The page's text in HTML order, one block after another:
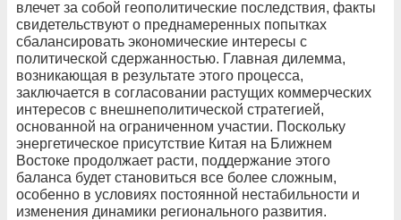
влечет за собой геополитические последствия, факты
свидетельствуют о преднамеренных попытках
сбалансировать экономические интересы с
политической сдержанностью. Главная дилемма,
возникающая в результате этого процесса,
заключается в согласовании растущих коммерческих
интересов с внешнеполитической стратегией,
основанной на ограниченном участии. Поскольку
энергетическое присутствие Китая на Ближнем
Востоке продолжает расти, поддержание этого
баланса будет становиться все более сложным,
особенно в условиях постоянной нестабильности и
изменения динамики регионального развития.